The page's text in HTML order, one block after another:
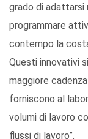
grado di adattarsi
programmare
contempo la
Questi innovativi
maggiore
forniscono al
volumi di lavoro
flussi di lavoro”.